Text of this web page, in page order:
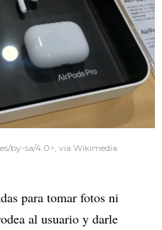
by-sa/4.0>, via Wikimedia
para tomar fotos ni
al usuario y darle